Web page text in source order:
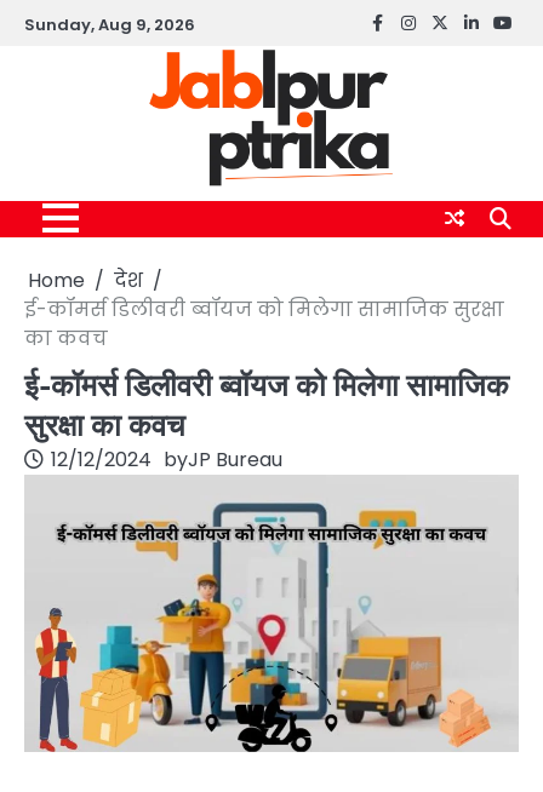
SkipSunday, Aug 9, 2026 Facebook
instagram
twitterlinkedin
Home
देश
ई-कॉमर्स डिलीवरी ब्वॉयज को मिलेगा सामाजिक सुरक्षा
का कवच
ई-कॉमर्स डिलीवरी ब्वॉयज को मिलेगा सामाजिक
सुरक्षा का कवच
12/12/2024 byJP Bureau